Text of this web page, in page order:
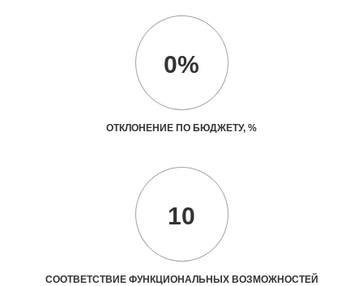
0%
ОТКЛОНЕНИЕ ПО БЮДЖЕТУ, %
10
СООТВЕТСТВИЕ ФУНКЦИОНАЛЬНЫХ ВОЗМОЖНОСТЕЙ